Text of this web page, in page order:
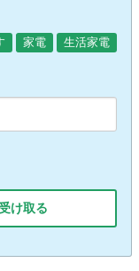
家電
生活家電
け取る